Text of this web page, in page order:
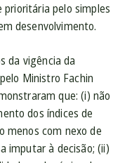
pelo simples
desenvolvimento.
da vigência da
Ministro Fachin
que: (i) não
dos índices de
menos com nexo de
imputar à decisão; (ii)